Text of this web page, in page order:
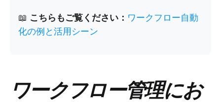
📖 こちらもご覧ください： ワークフロー自動
化の例と活用シーン
ワークフロー管理にお